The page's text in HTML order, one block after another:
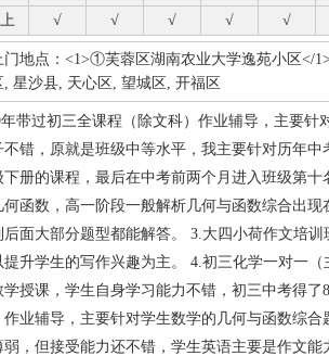
√ √ √ √ √
门地点：<1>①芙蓉区湖南农业大学逸苑小区</
, 星沙县, 天心区, 望城区, 开福区
年带过初三全课程（除文科）作业辅导，主要
不错，原就是班级中等水平，我主要针对历年
下册的课程，最后在中考前两个月进入班级第
何函数，高一阶段一般解析几何与函数综合出
后面大部分题型都能解答。 3.大四小荷作文培
提升学生的写作兴趣为主。 4.初三化学一对一
学授课，学生自身学习能力不错，初三中考得了
作业辅导，主要针对学生数学的几何与函数综
弱，但接受能力还不错，学生英语主要是作文